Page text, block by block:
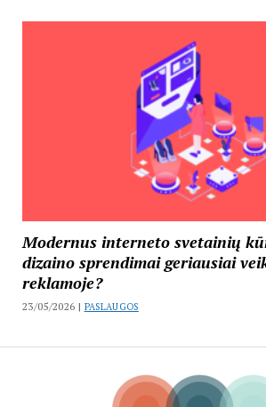
Modernus interneto svetainių
dizaino sprendimai geriausiai
reklamoje?
23/05/2026 | PASLAUGOS